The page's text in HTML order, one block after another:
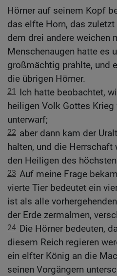
Hörner auf seinem Kopf
das elfte Horn, das
dem drei andere weichen
Menschenaugen hatte es
großmächtig prahlte, und
die übrigen Hörner.
21
Ich hatte beobachtet,
heiligen Volk Gottes Krieg
unterwarf;
22 aber dann kam der
halten, und die Herrschaft
den Heiligen des
23 Auf meine Frage
vierte Tier bedeutet ein
ist als alle
der Erde zermalmen,
24 Die Hörner bedeuten,
diesem Reich regieren
ein elfter König an die
seinen Vorgängern